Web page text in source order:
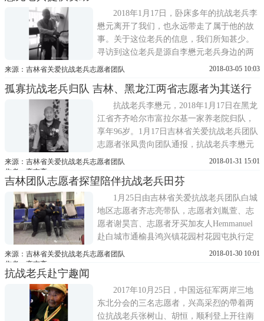
处，请大家监督。与所有志愿者共勉!
2018年1月17日，卧床多年的抗战老兵李
懋元离开了我们，也永远带走了属于他的故
事。关于这位老兵的信息，我们所知甚少。
寻访到这位老兵是源自李懋元老兵身边的两
位志愿者张凤贵、刘相涛以及吉林省关爱抗
兵身份的依据是富拉尔基地区统战部的一纸
证明：李懋元原系国民党军队抗日老
兵……。当志愿者找到李老时，李老...
来源：吉林省关爱抗战老兵志愿者团队 2018-03-05 10:03
孤寡抗战老兵归队 吉林、黑龙江两省志愿者为其送行
抗战老兵李懋元，2018年1月17日在黑龙
江省齐齐哈尔市富拉尔基一家养老院归队，
享年96岁。1月17日吉林省关爱抗战老兵团队
志愿者张凤贵向团队通报，抗战老兵李懋元
已于今日归队。吉林团队立刻组织志愿者赴
参与操办李懋元老兵后事。深圳龙越慈善基
金会承担此次葬礼全部费用。1月19日清晨抗
战老兵李懋元家属及四位志愿...
来源：吉林省关爱抗战老兵志愿者团队
作者：齐志亮
2018-01-31 15:01
吉林团队志愿者探望陪伴抗战老兵田芬
1月25日由吉林省关爱抗战老兵团队白城
地区志愿者齐志亮带队，志愿者刘胤萱、志
愿者谢昊言、志愿者牙买加友人Hemmanuel
赴白城市通榆县鸿兴镇花园村花园屯执行定
期探望抗战老兵田芬老兵项目。1月24日四位
田芬年过九旬，便为田老选购米面油及糕点
类食物。1月25日四位志愿者于下...
来源：吉林省关爱抗战老兵志愿者团队
作者：齐志亮
2018-01-30 10:01
抗战老兵赴宁趣闻
2017年10月25日，中国远征军两岸三地
东北分会的三名志愿者，兴高采烈的帶着两
位抗战老兵张树山、胡恒，顺利登上开往南